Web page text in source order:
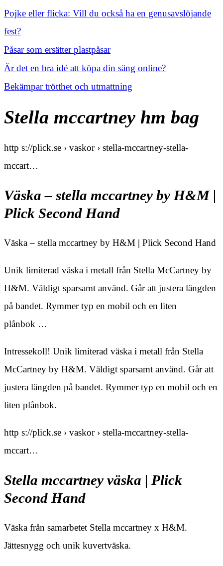
Pojke eller flicka: Vill du också ha en genusavslöjande
fest?
Påsar som ersätter plastpåsar
Är det en bra idé att köpa din säng online?
Bekämpar trötthet och utmattning
Stella mccartney hm bag
http s://plick.se › vaskor › stella-mccartney-stella-
mccart…
Väska – stella mccartney by H&M |
Plick Second Hand
Väska – stella mccartney by H&M | Plick Second Hand
Unik limiterad väska i metall från Stella McCartney by
H&M. Väldigt sparsamt använd. Går att justera längden
på bandet. Rymmer typ en mobil och en liten
plånbok …
Intressekoll! Unik limiterad väska i metall från Stella
McCartney by H&M. Väldigt sparsamt använd. Går att
justera längden på bandet. Rymmer typ en mobil och en
liten plånbok.
http s://plick.se › vaskor › stella-mccartney-stella-
mccart…
Stella mccartney väska | Plick
Second Hand
Väska från samarbetet Stella mccartney x H&M.
Jättesnygg och unik kuvertväska.